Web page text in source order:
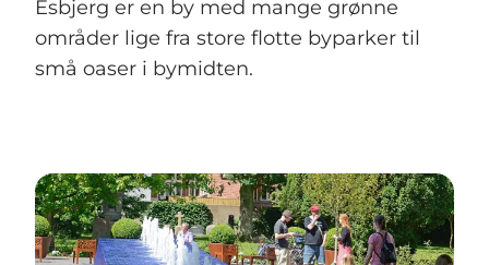
Esbjerg er en by med mange grønne
områder lige fra store flotte byparker til
små oaser i bymidten.